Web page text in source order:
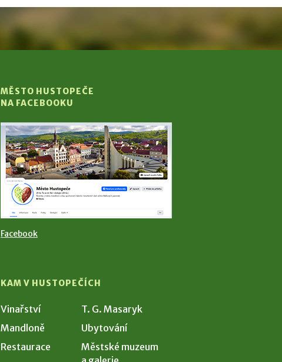
MĚSTO HUSTOPEČE
NA FACEBOOKU
Facebook
KAM V HUSTOPEČÍCH
Vinařství
T. G. Masaryk
Mandloně
Ubytování
Restaurace
Městské muzeum